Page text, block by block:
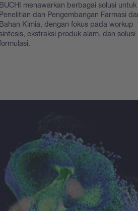
BUCHI menawarkan berbagai solusi untuk
Penelitian dan Pengembangan Farmasi
Bahan Kimia, dengan fokus pada workup
ekstraksi produk alam, dan solusi